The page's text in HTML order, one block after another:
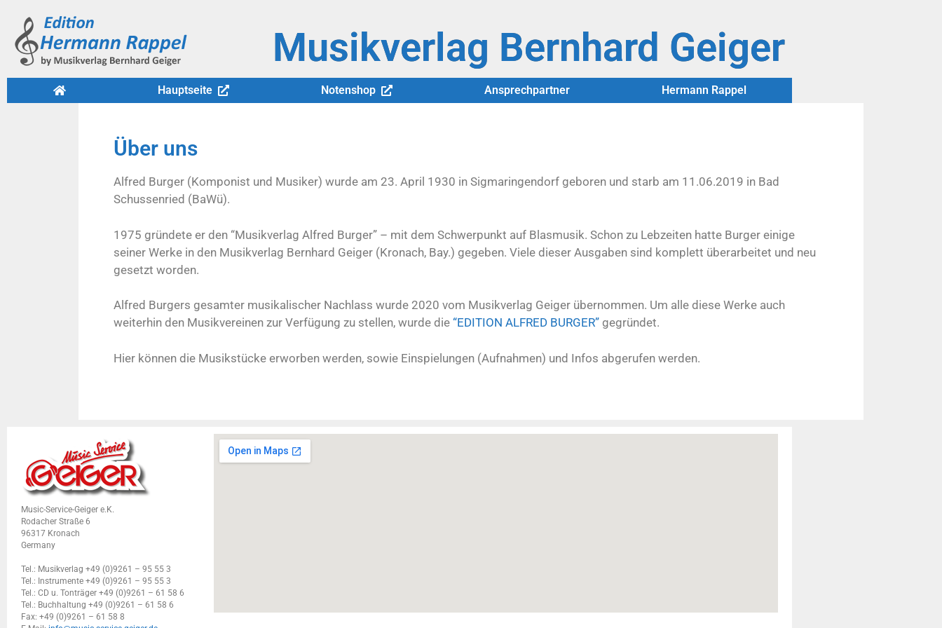
Musikverlag Bernhard Geiger
Hauptseite Notenshop Ansprechpartner Hermann Rappel
Über uns
Alfred Burger (Komponist und Musiker) wurde am 23. April 1930 in Sigmaringendorf geboren und starb am 11.06.2019 in Bad
Schussenried (BaWü).
1975 gründete er den “Musikverlag Alfred Burger” – mit dem Schwerpunkt auf Blasmusik. Schon zu Lebzeiten hatte Burger einige
seiner Werke in den Musikverlag Bernhard Geiger (Kronach, Bay.) gegeben. Viele dieser Ausgaben sind komplett überarbeitet und neu
gesetzt worden.
Alfred Burgers gesamter musikalischer Nachlass wurde 2020 vom Musikverlag Geiger übernommen. Um alle diese Werke auch
weiterhin den Musikvereinen zur Verfügung zu stellen, wurde die “EDITION ALFRED BURGER” gegründet.
Hier können die Musikstücke erworben werden, sowie Einspielungen (Aufnahmen) und Infos abgerufen werden.
Music-Service-Geiger e.K.
Rodacher Straße 6
96317 Kronach
Germany
Tel.: Musikverlag +49 (0)9261 – 95 55 3
Tel.: Instrumente +49 (0)9261 – 95 55 3
Tel.: CD u. Tonträger +49 (0)9261 – 61 58 6
Tel.: Buchhaltung +49 (0)9261 – 61 58 6
Fax: +49 (0)9261 – 61 58 8